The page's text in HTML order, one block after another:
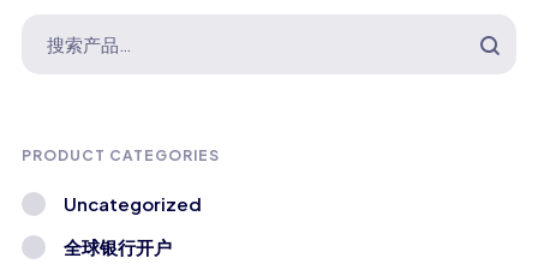
PRODUCT CATEGORIES
Uncategorized
全球银行开户